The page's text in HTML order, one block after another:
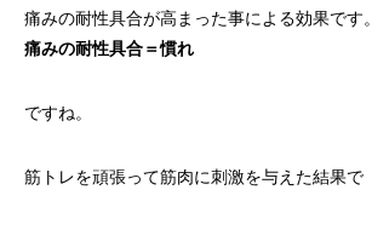
痛みの耐性具合が高まった事による効果です。
痛みの耐性具合＝慣れ
ですね。
筋トレを頑張って筋肉に刺激を与えた結果で